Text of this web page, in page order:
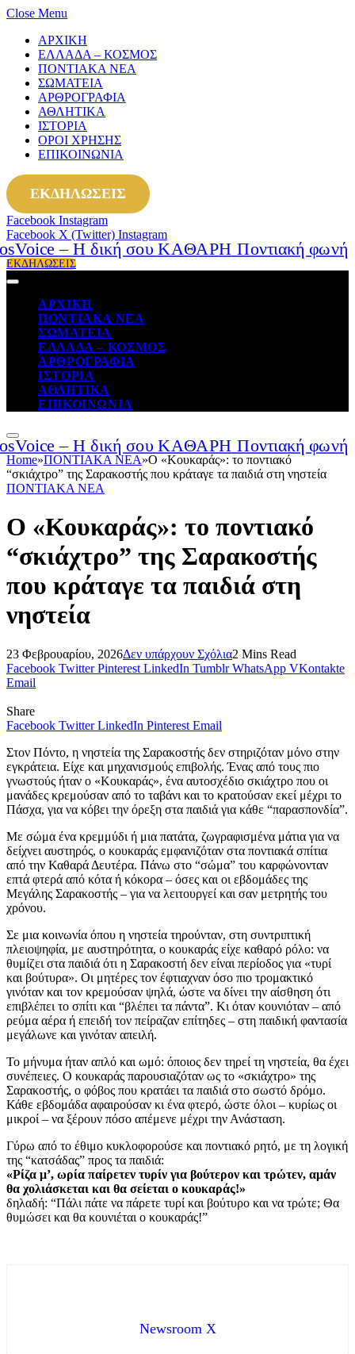
Close Menu
ΑΡΧΙΚΗ
ΕΛΛΑΔΑ – ΚΟΣΜΟΣ
ΠΟΝΤΙΑΚΑ ΝΕΑ
ΣΩΜΑΤΕΙΑ
ΑΡΘΡΟΓΡΑΦΙΑ
ΑΘΛΗΤΙΚΑ
ΙΣΤΟΡΙΑ
ΟΡΟΙ ΧΡΗΣΗΣ
ΕΠΙΚΟΙΝΩΝΙΑ
ΕΚΔΗΛΩΣΕΙΣ
Facebook Instagram
Facebook X (Twitter) Instagram
ΕΚΔΗΛΩΣΕΙΣ
ΑΡΧΙΚΗ
ΠΟΝΤΙΑΚΑ ΝΕΑ
ΣΩΜΑΤΕΙΑ
ΕΛΛΑΔΑ – ΚΟΣΜΟΣ
ΑΡΘΡΟΓΡΑΦΙΑ
ΙΣΤΟΡΙΑ
ΑΘΛΗΤΙΚΑ
ΕΠΙΚΟΙΝΩΝΙΑ
Home»ΠΟΝΤΙΑΚΑ ΝΕΑ»Ο «Κουκαράς»: το ποντιακό
“σκιάχτρο” της Σαρακοστής που κράταγε τα παιδιά στη νηστεία
ΠΟΝΤΙΑΚΑ ΝΕΑ
Ο «Κουκαράς»: το ποντιακό
“σκιάχτρο” της Σαρακοστής
που κράταγε τα παιδιά στη
νηστεία
23 Φεβρουαρίου, 2026Δεν υπάρχουν Σχόλια2 Mins Read
Facebook Twitter Pinterest LinkedIn Tumblr WhatsApp VKontakte
Email
Share
Facebook Twitter LinkedIn Pinterest Email
Στον Πόντο, η νηστεία της Σαρακοστής δεν στηριζόταν μόνο στην
εγκράτεια. Είχε και μηχανισμούς επιβολής. Ένας από τους πιο
γνωστούς ήταν ο «Κουκαράς», ένα αυτοσχέδιο σκιάχτρο που οι
μανάδες κρεμούσαν από το ταβάνι και το κρατούσαν εκεί μέχρι το
Πάσχα, για να κόβει την όρεξη στα παιδιά για κάθε “παρασπονδία”.
Με σώμα ένα κρεμμύδι ή μια πατάτα, ζωγραφισμένα μάτια για να
δείχνει αυστηρός, ο κουκαράς εμφανιζόταν στα ποντιακά σπίτια
από την Καθαρά Δευτέρα. Πάνω στο “σώμα” του καρφώνονταν
επτά φτερά από κότα ή κόκορα – όσες και οι εβδομάδες της
Μεγάλης Σαρακοστής – για να λειτουργεί και σαν μετρητής του
χρόνου.
Σε μια κοινωνία όπου η νηστεία τηρούνταν, στη συντριπτική
πλειοψηφία, με αυστηρότητα, ο κουκαράς είχε καθαρό ρόλο: να
θυμίζει στα παιδιά ότι η Σαρακοστή δεν είναι περίοδος για «τυρί
και βούτυρα». Οι μητέρες τον έφτιαχναν όσο πιο τρομακτικό
γινόταν και τον κρεμούσαν ψηλά, ώστε να δίνει την αίσθηση ότι
επιβλέπει το σπίτι και “βλέπει τα πάντα”. Κι όταν κουνιόταν – από
ρεύμα αέρα ή επειδή τον πείραζαν επίτηδες – στη παιδική φαντασία
μεγάλωνε και γινόταν απειλή.
Το μήνυμα ήταν απλό και ωμό: όποιος δεν τηρεί τη νηστεία, θα έχει
συνέπειες. Ο κουκαράς παρουσιαζόταν ως το «σκιάχτρο» της
Σαρακοστής, ο φόβος που κρατάει τα παιδιά στο σωστό δρόμο.
Κάθε εβδομάδα αφαιρούσαν κι ένα φτερό, ώστε όλοι – κυρίως οι
μικροί – να ξέρουν πόσο απέμενε μέχρι την Ανάσταση.
Γύρω από το έθιμο κυκλοφορούσε και ποντιακό ρητό, με τη λογική
της “κατσάδας” προς τα παιδιά:
«Ρίζα μ’, ωρία παίρετεν τυρίν για βούτερον και τρώτεν, αμάν
θα χολιάσκεται και θα σείεται ο κουκαράς!»
δηλαδή: “Πάλι πάτε να πάρετε τυρί και βούτυρο και να τρώτε; Θα
θυμώσει και θα κουνιέται ο κουκαράς!”
Newsroom X